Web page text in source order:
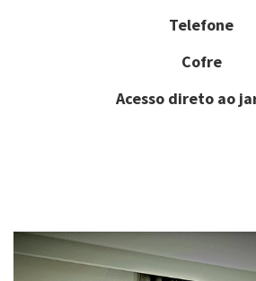
Telefone
Cofre
Acesso direto ao